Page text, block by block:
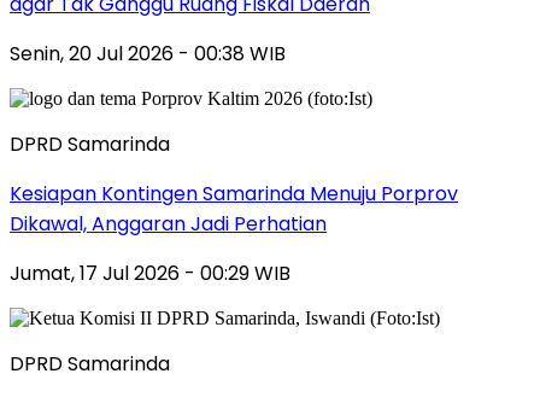
Senin, 20 Jul 2026 - 00:38 WIB
DPRD Samarinda
Kesiapan Kontingen Samarinda Menuju Porprov
Dikawal, Anggaran Jadi Perhatian
Jumat, 17 Jul 2026 - 00:29 WIB
DPRD Samarinda